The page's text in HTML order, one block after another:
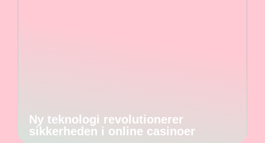
Ny teknologi revolutionerer
sikkerheden i online casinoer